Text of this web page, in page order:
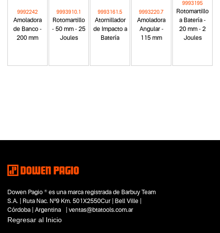
Amoladora
de Banco -
200 mm
9992242
Rotomartillo
- 50 mm - 25
Joules
9993910.1
Atornillador
de Impacto a
Batería
9993161.5
Amoladora
Angular -
115 mm
9993220.7
Rotomartillo
a Batería -
20 mm - 2
Joules
9993195
Segmentos - pendiente
Talleres
Capacidad
100 lts
Funcion o uso
Dowen Pagio ® es una marca registrada de Barbuy Team
S.A. | Ruta Nac. Nº9 Km. 501X2550Cur | Bell Ville |
Córdoba | Argentina | ventas@btatools.com.ar
Regresar al Inicio